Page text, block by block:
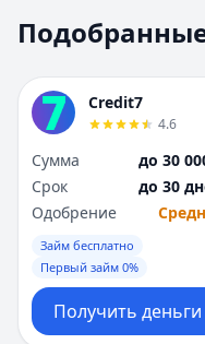
Credit7
4.6
Сумма
до 30
Срок
до 30
Одобрение
Займ бесплатно
Первый займ 0%
Получить деньги